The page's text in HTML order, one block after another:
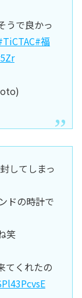
うで良かっ
#福
してしまっ
ドの時計で
笑
てくれたの